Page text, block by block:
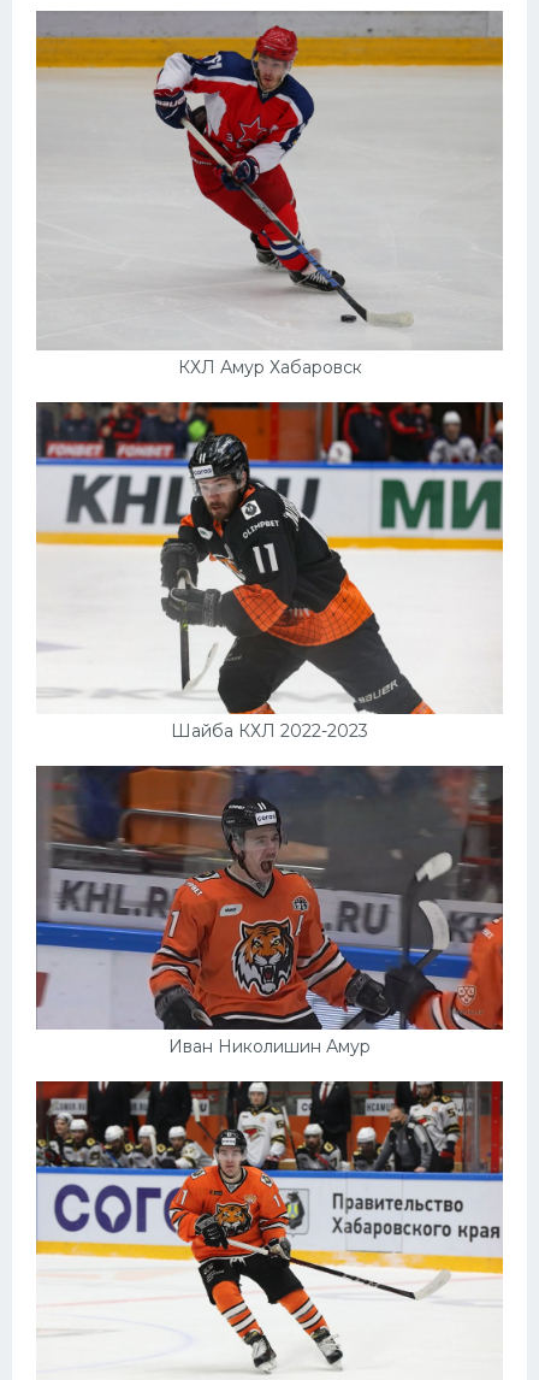
КХЛ Амур Хабаровск
Шайба КХЛ 2022-2023
Иван Николишин Амур